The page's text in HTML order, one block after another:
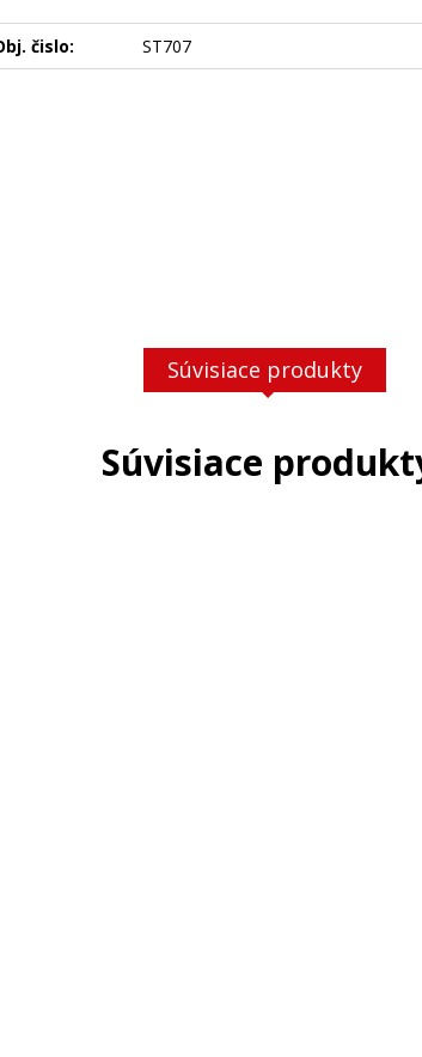
čislo: ST707
Súvisiace produkty
Súvisiace